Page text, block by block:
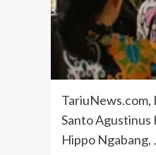
TariuNews.com,
Santo Agustinus
Hippo